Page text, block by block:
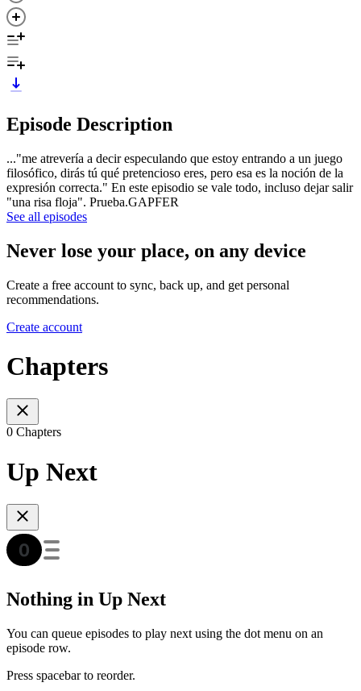
Episode Description
..."me atrevería a decir especulando que estoy entrando a un juego
filosófico, dirás tú qué pretencioso eres, pero esa es la noción de la
expresión correcta." En este episodio se vale todo, incluso dejar salir
"una risa floja". Prueba.GAPFER
See all episodes
Never lose your place, on any device
Create a free account to sync, back up, and get personal
recommendations.
Create account
Chapters
0 Chapters
Up Next
Nothing in Up Next
You can queue episodes to play next using the dot menu on an
episode row.
Press spacebar to reorder.